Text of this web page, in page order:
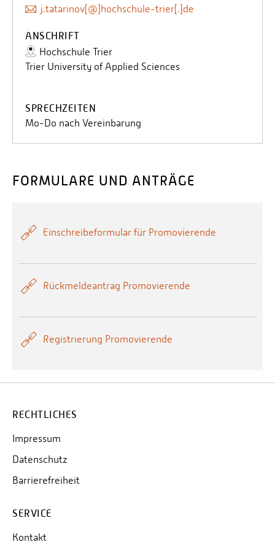
Naturwissenschaften– Hochschule Koblenz
Promotionscluster Medical and Environmental Life
Sciences– Hochschule Kaiserslautern
j.tatarinov[@]hochschule-trier[.]de
ANSCHRIFT
Hochschule Trier
Trier University of Applied Sciences
SPRECHZEITEN
Mo-Do nach Vereinbarung
FORMULARE UND ANTRÄGE
Einschreibeformular für Promovierende
Rückmeldeantrag Promovierende
Registrierung Promovierende
RECHTLICHES
Impressum
Datenschutz
Barrierefreiheit
SERVICE
Kontakt